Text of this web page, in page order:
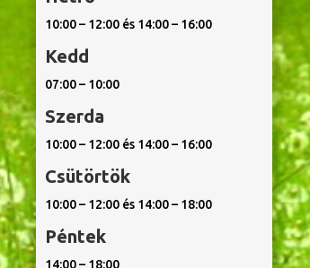
10:00 – 12:00 és 14:00 – 16:00
Kedd
07:00 – 10:00
Szerda
10:00 – 12:00 és 14:00 – 16:00
Csütörtök
10:00 – 12:00 és 14:00 – 18:00
Péntek
14:00 – 18:00